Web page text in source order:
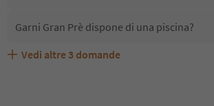
Garni Gran Prè dispone di una piscina?
Garni Gran Prè accetta animali domestici?
Quali servizi/attività sono disponibili presso
Gli ospiti di Garni Gran Prè ricevono l'Alto
Vedi altre 3 domande